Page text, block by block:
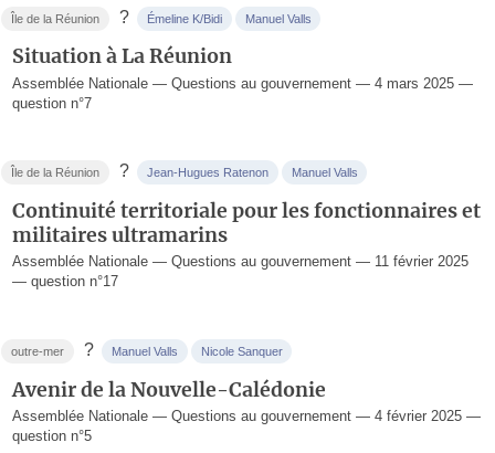
Île de la Réunion ? Émeline K/Bidi Manuel Valls
Situation à La Réunion
Assemblée Nationale — Questions au gouvernement — 4 mars 2025 —
question n°7
Île de la Réunion ? Jean-Hugues Ratenon Manuel Valls
Continuité territoriale pour les fonctionnaires et
militaires ultramarins
Assemblée Nationale — Questions au gouvernement — 11 février 2025
— question n°17
outre-mer ? Manuel Valls Nicole Sanquer
Avenir de la Nouvelle-Calédonie
Assemblée Nationale — Questions au gouvernement — 4 février 2025 —
question n°5